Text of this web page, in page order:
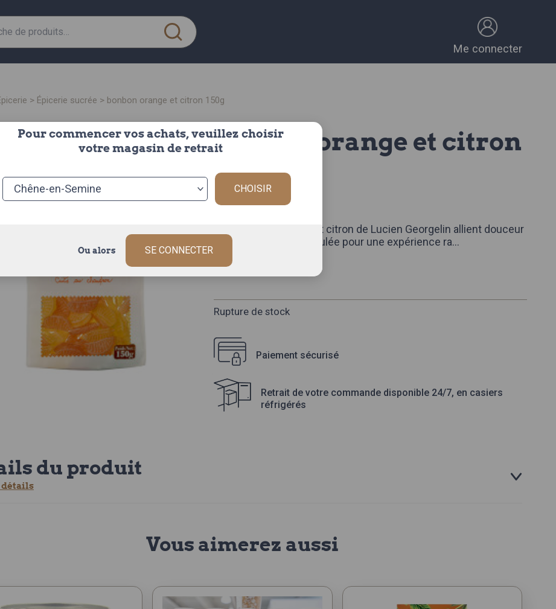
Me connecter
épicerie > épicerie sucrée > bonbon orange et citron 150g
bonbon orange et citron
150g
le sachet de 150g.
Les bonbons orange et citron de Lucien Georgelin allient douceur
fruitée et vivacité acidulée pour une expérience ra...
Description complète
Rupture de stock
Paiement sécurisé
Retrait de votre commande disponible 24/7, en casiers
réfrigérés
du produit
détails
Vous aimerez aussi
Pour commencer vos achats, veuillez choisir
votre magasin de retrait
CHOISIR
Ou alors SE CONNECTER